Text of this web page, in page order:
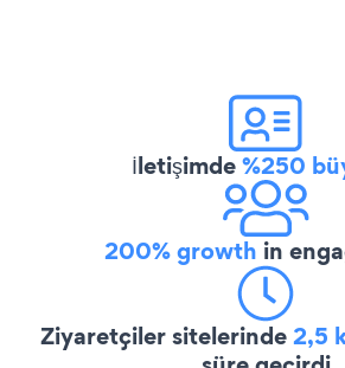
İletişimde%250
200% growth in
Ziyaretçiler sitelerinde2,5